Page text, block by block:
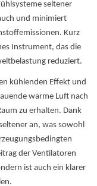
seltener
und minimiert
Kurz
Instrument, das die
reduziert.
kühlenden Effekt und
warme Luft nach
zu erhalten. Dank
an, was sowohl
der Ventilatoren
ist auch ein klarer